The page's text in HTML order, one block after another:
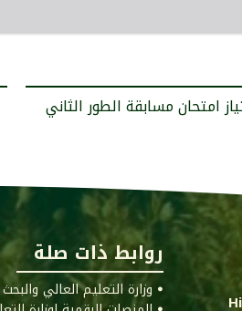
امتحان مسابقة الطور الثاني
روابط ذات صلة
ꔷ وزارة التعليم العالي والبحث العلمي